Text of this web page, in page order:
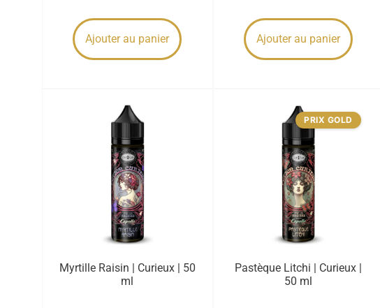
Ajouter au panier Ajouter au panier
Myrtille Raisin | Curieux | 50
ml
PRIX GOLD
Pastèque Litchi | Curieux |
50 ml